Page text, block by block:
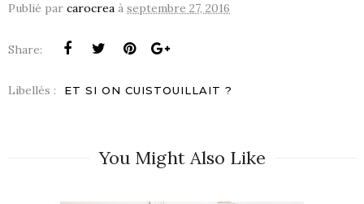
Publié par carocrea à septembre 27, 2016
Share:
Libellés : ET SI ON CUISTOUILLAIT ?
You Might Also Like